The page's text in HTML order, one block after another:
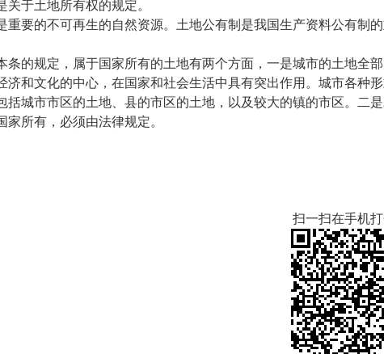
关于土地所有权的规定。
重要的不可再生的自然资源。土地公有制是我国生产资料公有制
条的规定，属于国家所有的土地有两个方面，一是城市的土地全
济和文化的中心，在国家和社会生活中具有突出作用。城市各种
括城市市区的土地、县的市区的土地，以及较大的镇的市区。二
家所有，必须由法律规定。
扫一扫在手机